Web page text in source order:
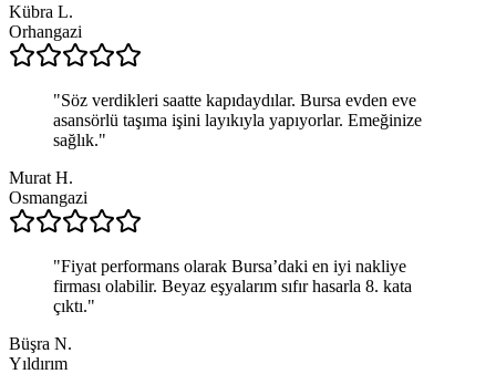
Kübra L.
Orhangazi
"Söz verdikleri saatte kapıdaydılar. Bursa evden eve
asansörlü taşıma işini layıkıyla yapıyorlar. Emeğinize
sağlık."
Murat H.
Osmangazi
"Fiyat performans olarak Bursa’daki en iyi nakliye
firması olabilir. Beyaz eşyalarım sıfır hasarla 8. kata
çıktı."
Büşra N.
Yıldırım